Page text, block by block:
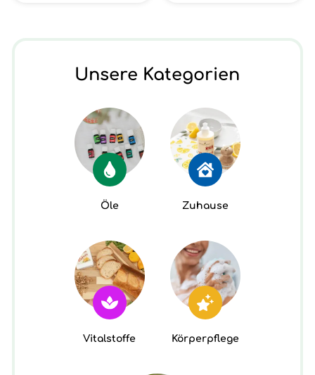
Unsere Kategorien
Öle Zuhause
Vitalstoffe Körperpflege